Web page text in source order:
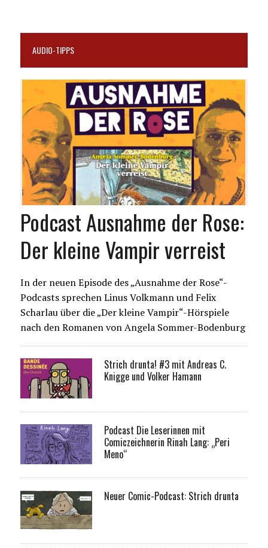
AUDIO-TIPPS
Podcast Ausnahme der Rose:
Der kleine Vampir verreist
In der neuen Episode des „Ausnahme der Rose“-
Podcasts sprechen Linus Volkmann und Felix
Scharlau über die „Der kleine Vampir“-Hörspiele
nach den Romanen von Angela Sommer-Bodenburg
Strich drunta! #3 mit Andreas C.
Knigge und Volker Hamann
Podcast Die Leserinnen mit
Comiczeichnerin Rinah Lang: „Peri
Meno“
Neuer Comic-Podcast: Strich drunta